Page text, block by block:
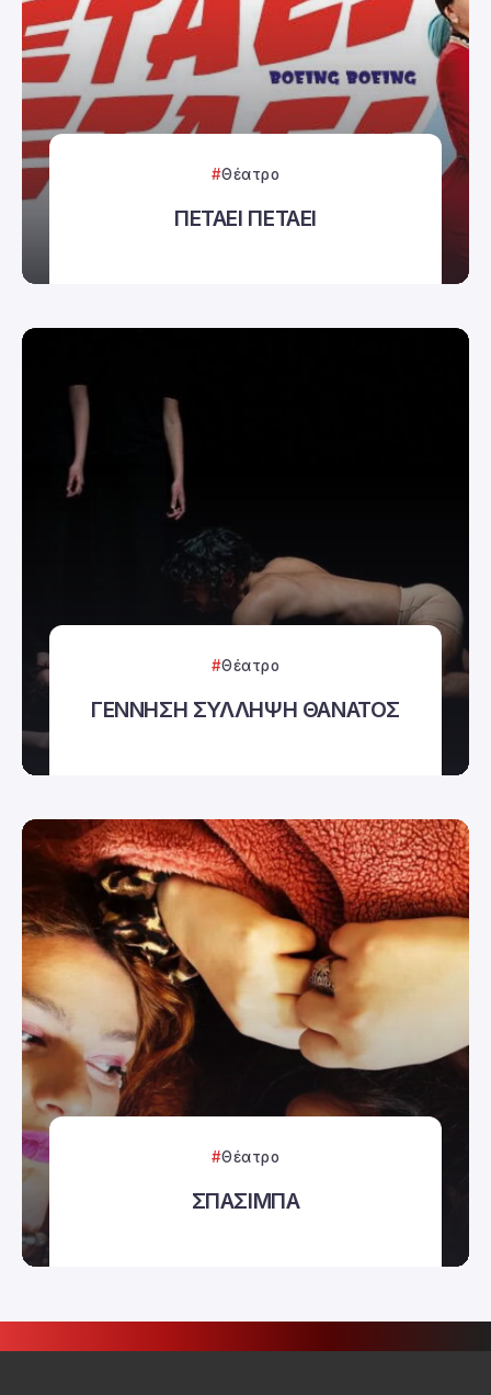
Θέατρο
ΠΕΤΑΕΙ ΠΕΤΑΕΙ
Θέατρο
ΓΕΝΝΗΣΗ ΣΥΛΛΗΨΗ ΘΑΝΑΤΟΣ
Θέατρο
ΣΠΑΣΙΜΠΑ